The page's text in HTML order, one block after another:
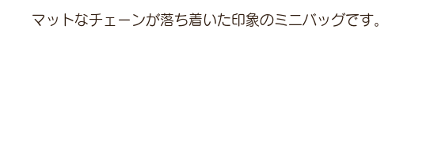
マットなチェーンが落ち着いた印象のミニバッグです。